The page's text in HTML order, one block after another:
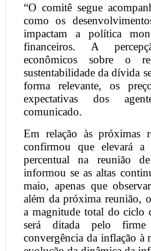
“O comitê segue
como os
impactam a política
financeiros. A
econômicos sobre o
sustentabilidade da dívida
forma relevante, os
expectativas dos
comunicado.
Em relação às próximas
confirmou que elevará
percentual na reunião
informou se as altas
maio, apenas que
além da próxima reunião,
a magnitude total do ciclo
será ditada pelo firme
convergência da inflação à